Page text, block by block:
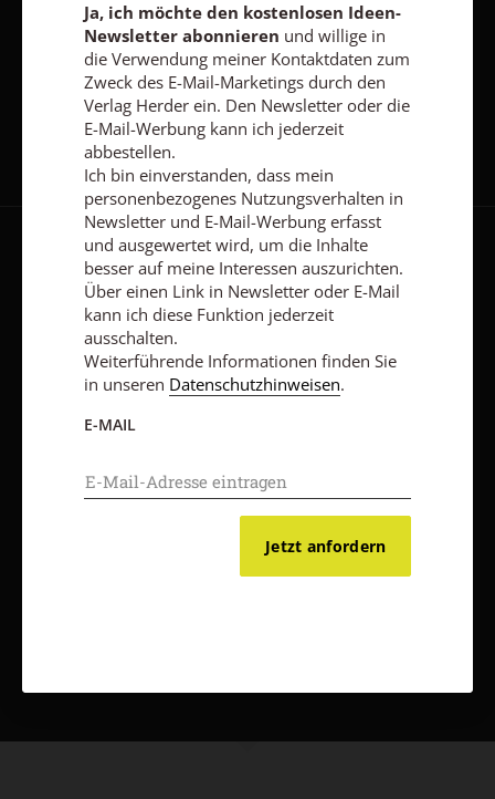
Jetzt anmelden
AGB und Widerrufsbelehrung Datenschutz Barrierefreiheit
Impressum
Vertrag widerrufen Abo online kündigen
Ja, ich möchte den kostenlosen Ideen-
Newsletter abonnieren und willige in
die Verwendung meiner Kontaktdaten zum
Zweck des E-Mail-Marketings durch den
Verlag Herder ein. Den Newsletter oder die
E-Mail-Werbung kann ich jederzeit
abbestellen.
Ich bin einverstanden, dass mein
personenbezogenes Nutzungsverhalten in
Newsletter und E-Mail-Werbung erfasst
und ausgewertet wird, um die Inhalte
besser auf meine Interessen auszurichten.
Über einen Link in Newsletter oder E-Mail
kann ich diese Funktion jederzeit
ausschalten.
Weiterführende Informationen finden Sie
in unseren Datenschutzhinweisen.
E-MAIL
Jetzt anfordern